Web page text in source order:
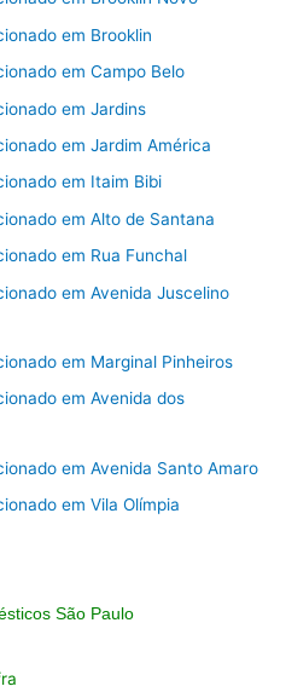
em Brooklin
em Campo Belo
em Jardins
em Jardim América
em Itaim Bibi
em Alto de Santana
em Rua Funchal
em Avenida Juscelino
em Marginal Pinheiros
em Avenida dos
em Avenida Santo Amaro
em Vila Olímpia
São Paulo